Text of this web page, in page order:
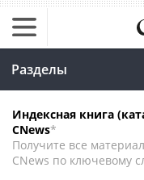
Разделы
Индексная книга
CNews*
Получите все
CNews по ключевому